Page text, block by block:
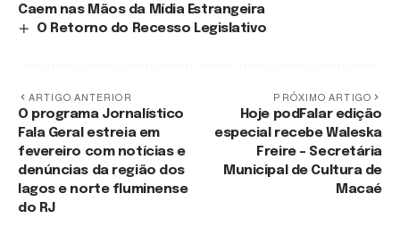
Caem nas Mãos da Mídia Estrangeira
O Retorno do Recesso Legislativo
ARTIGO ANTERIOR
O programa Jornalístico
Fala Geral estreia em
fevereiro com notícias e
denúncias da região dos
lagos e norte fluminense
do RJ
PRÓXIMO ARTIGO
Hoje podFalar edição
especial recebe Waleska
Freire – Secretária
Municipal de Cultura de
Macaé